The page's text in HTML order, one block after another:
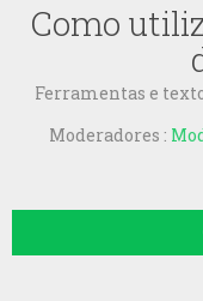
Como
Ferramentas e
Moderadores :